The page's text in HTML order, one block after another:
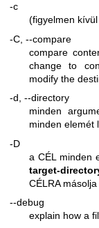
-c
(figyelmen
-C, --compare
compare
change to
modify the
-d, --directory
minden
minden elemét
-D
a CÉL minden
target-
CÉLRA másolja
--debug
explain how a